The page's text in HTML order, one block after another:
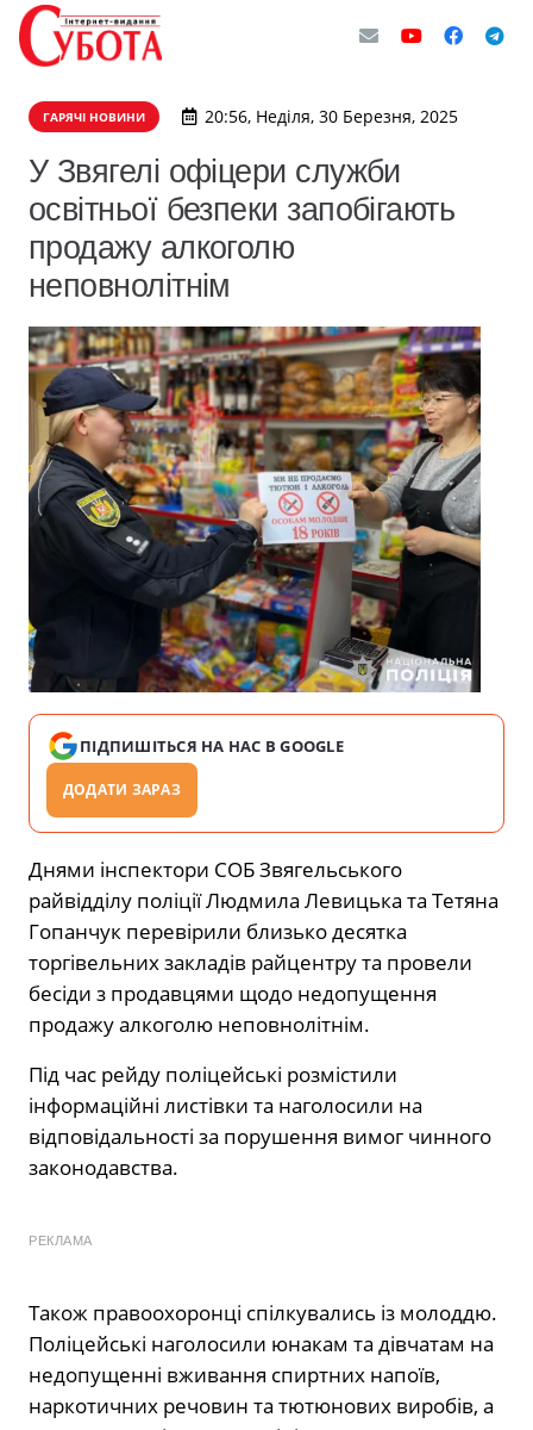
ГАРЯЧІ НОВИНИ 20:56, Неділя, 30 Березня, 2025
У Звягелі офіцери служби
освітньої безпеки запобігають
продажу алкоголю
неповнолітнім
ПІДПИШІТЬСЯ НА НАС В GOOGLE
ДОДАТИ ЗАРАЗ
Днями інспектори СОБ Звягельського
райвідділу поліції Людмила Левицька та Тетяна
Гопанчук перевірили близько десятка
торгівельних закладів райцентру та провели
бесіди з продавцями щодо недопущення
продажу алкоголю неповнолітнім.
Під час рейду поліцейські розмістили
інформаційні листівки та наголосили на
відповідальності за порушення вимог чинного
законодавства.
РЕКЛАМА
Також правоохоронці спілкувались із молоддю.
Поліцейські наголосили юнакам та дівчатам на
недопущенні вживання спиртних напоїв,
наркотичних речовин та тютюнових виробів, а